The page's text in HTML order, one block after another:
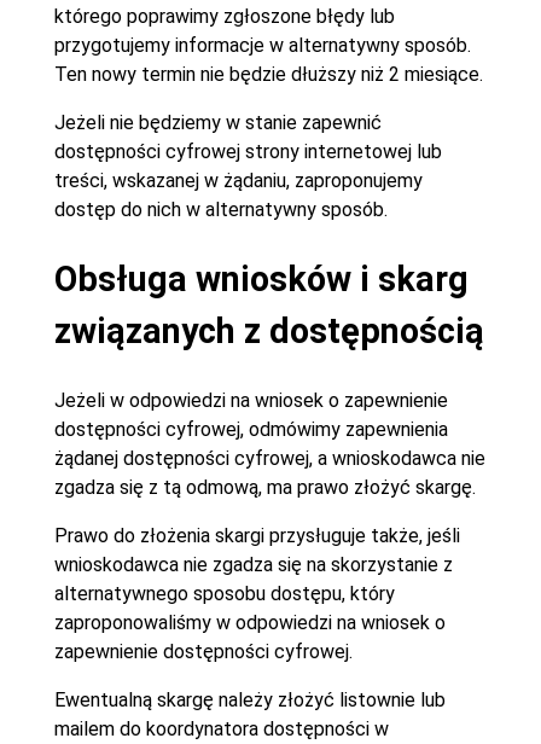
którego poprawimy zgłoszone błędy lub
przygotujemy informacje w alternatywny sposób.
Ten nowy termin nie będzie dłuższy niż 2 miesiące.
Jeżeli nie będziemy w stanie zapewnić
dostępności cyfrowej strony internetowej lub
treści, wskazanej w żądaniu, zaproponujemy
dostęp do nich w alternatywny sposób.
Obsługa wniosków i skarg
związanych z dostępnością
Jeżeli w odpowiedzi na wniosek o zapewnienie
dostępności cyfrowej, odmówimy zapewnienia
żądanej dostępności cyfrowej, a wnioskodawca nie
zgadza się z tą odmową, ma prawo złożyć skargę.
Prawo do złożenia skargi przysługuje także, jeśli
wnioskodawca nie zgadza się na skorzystanie z
alternatywnego sposobu dostępu, który
zaproponowaliśmy w odpowiedzi na wniosek o
zapewnienie dostępności cyfrowej.
Ewentualną skargę należy złożyć listownie lub
mailem do koordynatora dostępności w